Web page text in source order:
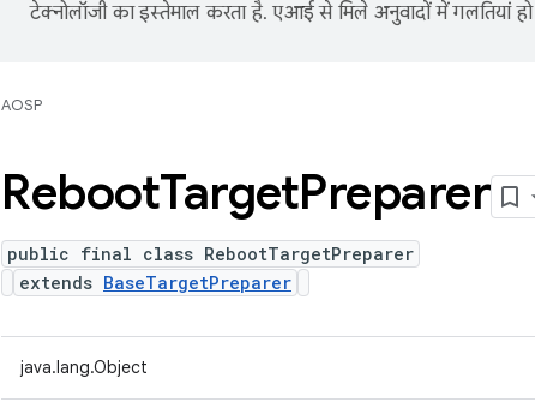
टेक्नोलॉजी का इस्तेमाल करता है. एआई से मिले अनुवादों में गलतियां
AOSP
RebootTargetPreparer
public final class RebootTargetPreparer
extends BaseTargetPreparer
java.lang.Object